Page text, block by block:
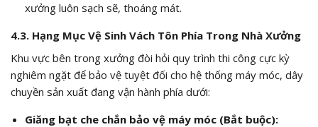
xưởng luôn sạch sẽ, thoáng mát.
4.3. Hạng Mục Vệ Sinh Vách Tôn Phía Trong Nhà Xưởng
Khu vực bên trong xưởng đòi hỏi quy trình thi công cực kỳ
nghiêm ngặt để bảo vệ tuyệt đối cho hệ thống máy móc, dây
chuyền sản xuất đang vận hành phía dưới:
Giăng bạt che chắn bảo vệ máy móc (Bắt buộc):